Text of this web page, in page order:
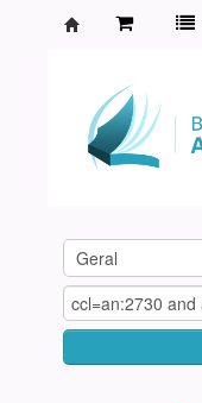
Agamenon
Magalhães